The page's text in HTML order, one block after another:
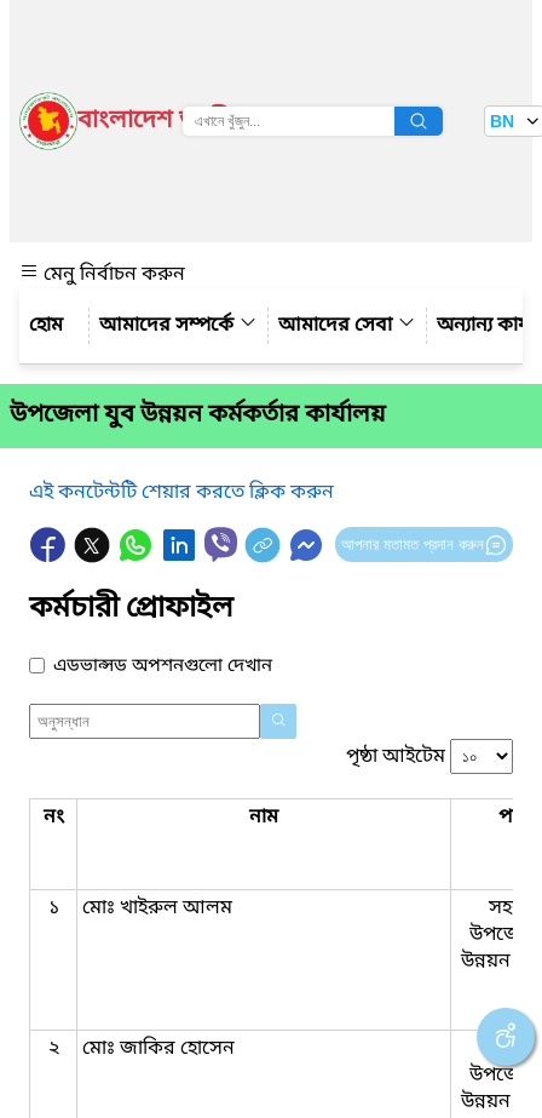
বাংলাদেশ জাতীয় তথ্য বাতায়ন BN
মেনু নির্বাচন করুন
আমাদের সম্পর্কে
আমাদের সেবা অন্যান্য
উপজেলা যুব উন্নয়ন কর্মকর্তার কার্যালয়
এই কনটেন্টটি শেয়ার করতে ক্লিক করুন
আপনার মতামত প্রদান করুন
কর্মচারী প্রোফাইল
এডভান্সড অপশনগুলো দেখান
পৃষ্ঠা আইটেম
নং নাম পদবি
১ মোঃ খাইরুল আলম
উন্নয়ন
২ মোঃ জাকির হোসেন
উন্নয়ন